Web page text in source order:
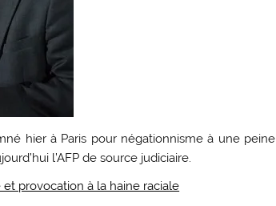
hier à Paris pour négationnisme à une peine
l’AFP de source judiciaire.
provocation à la haine raciale